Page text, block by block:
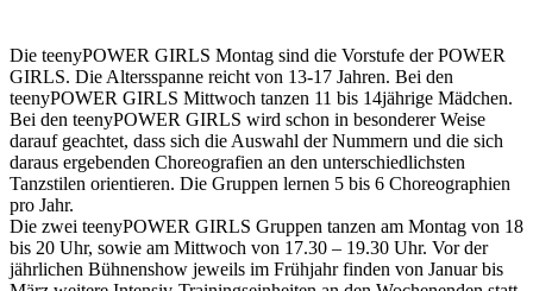
Die teenyPOWER GIRLS Montag sind die Vorstufe der POWER
GIRLS. Die Altersspanne reicht von 13-17 Jahren. Bei den
teenyPOWER GIRLS Mittwoch tanzen 11 bis 14jährige Mädchen.
Bei den teenyPOWER GIRLS wird schon in besonderer Weise
darauf geachtet, dass sich die Auswahl der Nummern und die sich
daraus ergebenden Choreografien an den unterschiedlichsten
Tanzstilen orientieren. Die Gruppen lernen 5 bis 6 Choreographien
pro Jahr.
Die zwei teenyPOWER GIRLS Gruppen tanzen am Montag von 18
bis 20 Uhr, sowie am Mittwoch von 17.30 – 19.30 Uhr. Vor der
jährlichen Bühnenshow jeweils im Frühjahr finden von Januar bis